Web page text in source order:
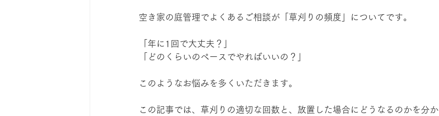
空き家の庭管理でよくあるご相談が「草刈りの頻度」についてです。
「年に1回で大丈夫？」
「どのくらいのペースでやればいいの？」
このようなお悩みを多くいただきます。
この記事では、草刈りの適切な回数と、放置した場合にどうなるのかを分